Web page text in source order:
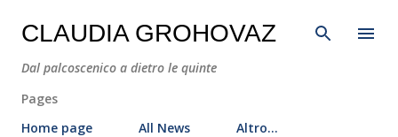
Passa ai contenuti principali
CLAUDIA GROHOVAZ
Dal palcoscenico a dietro le quinte
Pages
Home page
All News Altro…